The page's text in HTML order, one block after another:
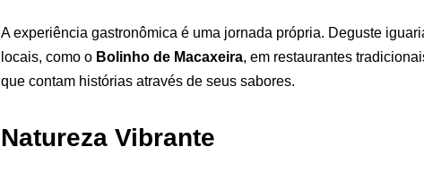
A experiência gastronômica é uma jornada própria. Deguste
locais, como o Bolinho de Macaxeira, em restaurantes
que contam histórias através de seus sabores.
Natureza Vibrante